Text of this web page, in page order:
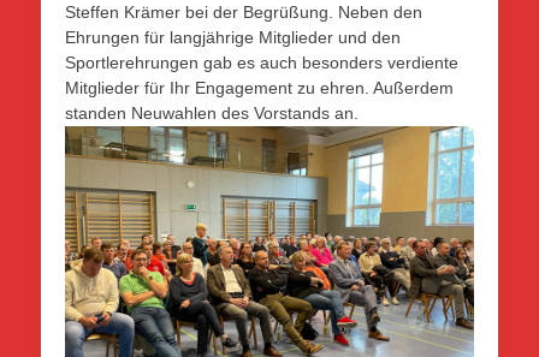
Steffen Krämer bei der Begrüßung. Neben den
Ehrungen für langjährige Mitglieder und den
Sportlerehrungen gab es auch besonders verdiente
Mitglieder für Ihr Engagement zu ehren. Außerdem
standen Neuwahlen des Vorstands an.